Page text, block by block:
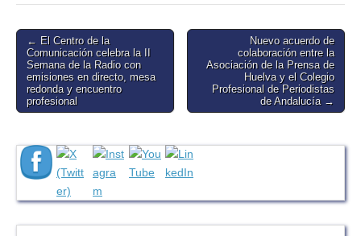
Post
navigation
← El Centro de la
Comunicación celebra la II
Semana de la Radio con
emisiones en directo, mesa
redonda y encuentro
profesional
Nuevo acuerdo de
colaboración entre la
Asociación de la Prensa de
Huelva y el Colegio
Profesional de Periodistas
de Andalucía →